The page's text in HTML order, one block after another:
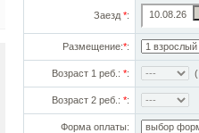
Заезд *:
Размещение:*:
Возраст 1 реб.: *:
Возраст 2 реб.: *:
Форма оплаты: